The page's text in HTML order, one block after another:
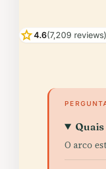
star4.6(7,209 reviews)
O arco